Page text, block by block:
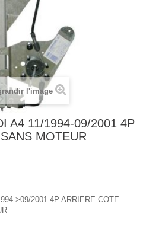
l'image
A4 11/1994-09/2001 4P
MOTEUR
>09/2001 4P ARRIERE COTE